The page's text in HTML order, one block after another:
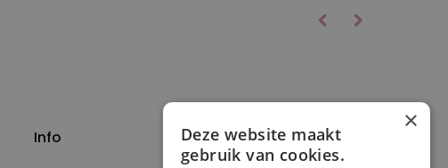
Info
Verzenden en
betalen
×
Deze website maakt
gebruik van cookies.